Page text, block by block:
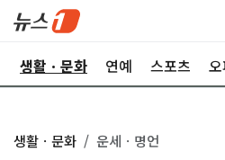
생활ㆍ문화 연예 스포츠
생활ㆍ문화 운세ㆍ명언